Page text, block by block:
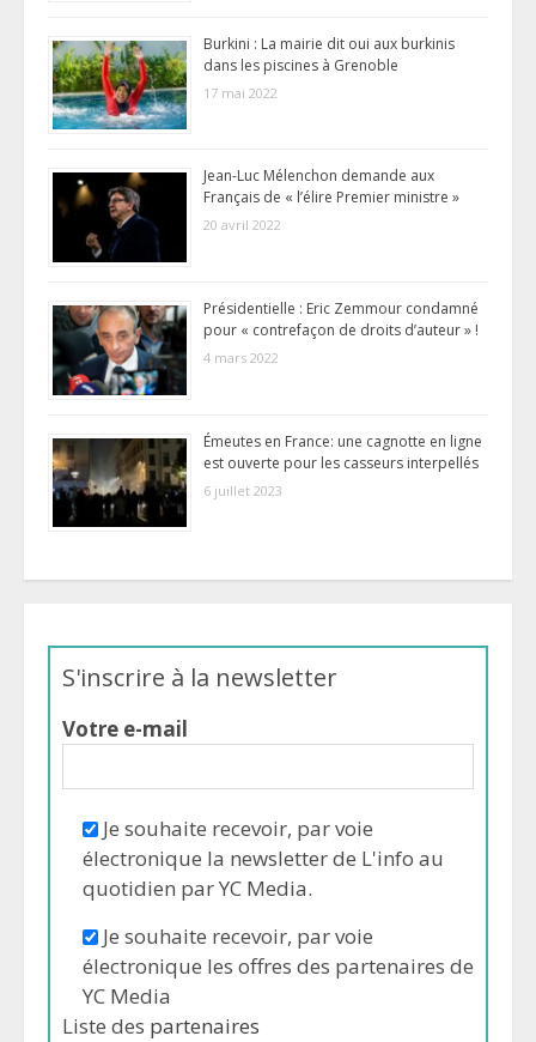
Burkini : La mairie dit oui aux burkinis
dans les piscines à Grenoble
17 mai 2022
Jean-Luc Mélenchon demande aux
Français de « l’élire Premier ministre »
20 avril 2022
Présidentielle : Eric Zemmour condamné
pour « contrefaçon de droits d’auteur » !
4 mars 2022
Émeutes en France: une cagnotte en ligne
est ouverte pour les casseurs interpellés
6 juillet 2023
S'inscrire à la newsletter
Votre e-mail
Je souhaite recevoir, par voie
électronique la newsletter de L'info au
quotidien par YC Media.
Je souhaite recevoir, par voie
électronique les offres des partenaires de
YC Media
Liste des partenaires